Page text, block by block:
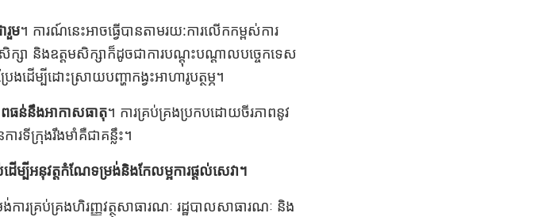
រួម។ ការណ៍នេះអាចធ្វើបានតាមរយ:ការលើកកម្ពស់ការ
ា និងឧត្តមសិក្សាក៏ដូចជាការបណ្តុះបណ្តាលបច្ចេកទេស
ងដើម្បីដោះស្រាយបញ្ហាកង្វះអាហារូបត្ថម្ភ។
ពធន់នឹងអាកាសធាតុ។ ការគ្រប់គ្រងប្រកបដោយចីរភាពនូវ
ារទីក្រុងរឹងមាំគឺជាគន្លឹះ។
ម្បីអនុវត្តកំណែទម្រង់និងកែលម្អការផ្តល់សេវា។
ង់ការគ្រប់គ្រងហិរញ្ញវត្ថុសាធារណៈ រដ្ឋបាលសាធារណៈ និង